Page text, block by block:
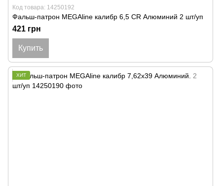
Код товара: 14250192
Фальш-патрон MEGAline калибр 6,5 CR Алюминий 2 шт/уп
421 грн
Купить
ХИТ